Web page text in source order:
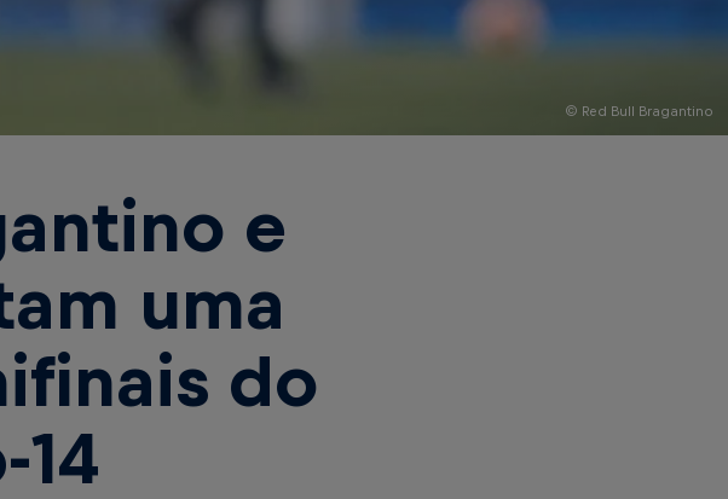
© Red Bull Bragantino
e
uma
do
14